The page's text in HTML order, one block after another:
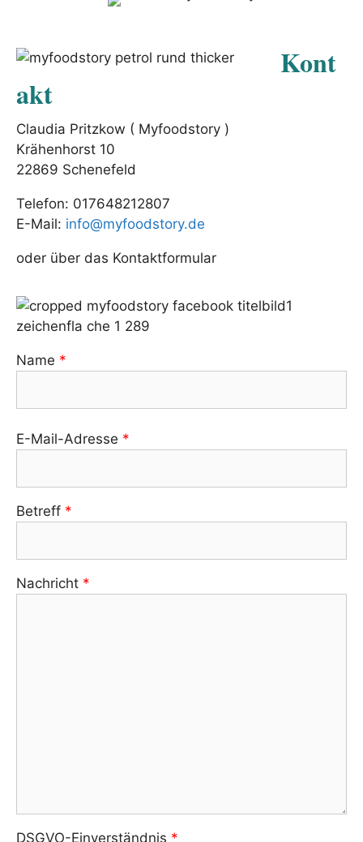
Kont
akt
Claudia Pritzkow ( Myfoodstory )
Krähenhorst 10
22869 Schenefeld
Telefon: 017648212807
E-Mail: info@myfoodstory.de
oder über das Kontaktformular
Name *
E-Mail-Adresse *
Betreff *
Nachricht *
DSGVO-Einverständnis *